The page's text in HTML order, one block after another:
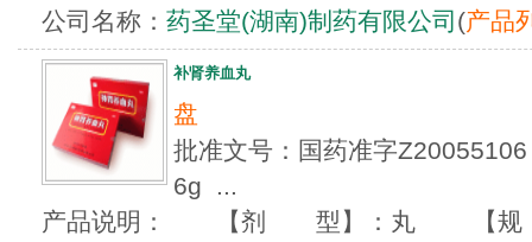
公司名称： 药圣堂(湖南)制药有限公司 (产品
补肾养血丸
盘
批准文号：国药准字
6g ...
产品说明： 【剂 型】：丸 【